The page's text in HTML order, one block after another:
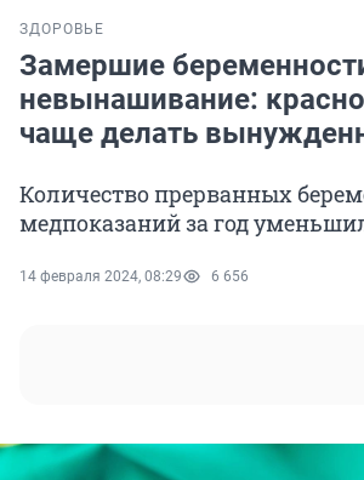
ЗДОРОВЬЕ
Замершие
невынашивание:
чаще делать
Количество прерванных
медпоказаний за год
14 февраля 2024, 08:29 6 656